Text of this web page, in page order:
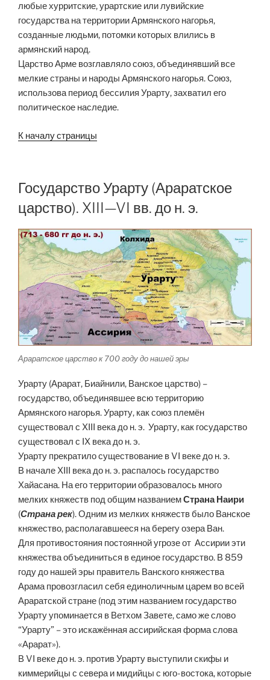
любые хурритские, урартские или лувийские
государства на территории Армянского нагорья,
созданные людьми, потомки которых влились в
армянский народ.
Царство Арме возглавляло союз, объединявший все
мелкие страны и народы Армянского нагорья. Союз,
использова период бессилия Урарту, захватил его
политическое наследие.
К началу страницы
Государство Урарту (Араратское
царство). XIII—VI вв. до н. э.
Араратское царство к 700 году до нашей эры
Урарту (Арарат, Биайнили, Ванское царство) –
государство, объединявшее всю территорию
Армянского нагорья. Урарту, как союз племён
существовал с XIII века до н. э. Урарту, как государство
существовал с IX века до н. э.
Урарту прекратило существование в VI веке до н. э.
В начале XIII века до н. э. распалось государство
Хайасана. На его территории образовалось много
мелких княжеств под общим названиемСтрана Наири
(Страна рек). Одним из мелких княжеств было Ванское
княжество, располагавшееся на берегу озера Ван.
Для противостояния постоянной угрозе от Ассирии эти
княжества объединиться в единое государство. В 859
году до нашей эры правитель Ванского княжества
Арама провозгласил себя единоличным царем во всей
Араратской стране (под этим названием государство
Урарту упоминается в Ветхом Завете, само же слово
“Урарту” – это искажённая ассирийская форма слова
«Арарат»).
В VI веке до н. э. против Урарту выступили скифы и
киммерийцы с севера и мидийцы с юго-востока, которые